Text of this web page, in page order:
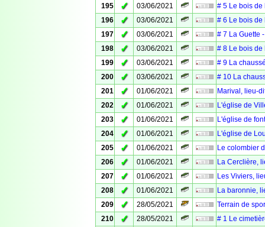
195
✓ 03/06/2021
# 5 Le bois de
196
✓ 03/06/2021
# 6 Le bois de
197
✓ 03/06/2021
# 7 La Guette
198
✓ 03/06/2021
# 8 Le bois de
199
✓ 03/06/2021
# 9 La
200
✓ 03/06/2021
# 10 La
201
✓ 01/06/2021
Marival, lieu-
202
✓ 01/06/2021
L'église de
203
✓ 01/06/2021
L'église de
204
✓ 01/06/2021
L'église de
205
✓ 01/06/2021
Le colombier
206
✓ 01/06/2021
La Cerclière,
207
✓ 01/06/2021
Les Viviers,
208
✓ 01/06/2021
La baronnie,
209
✓ 28/05/2021
Terrain de
210
✓ 28/05/2021
# 1 Le